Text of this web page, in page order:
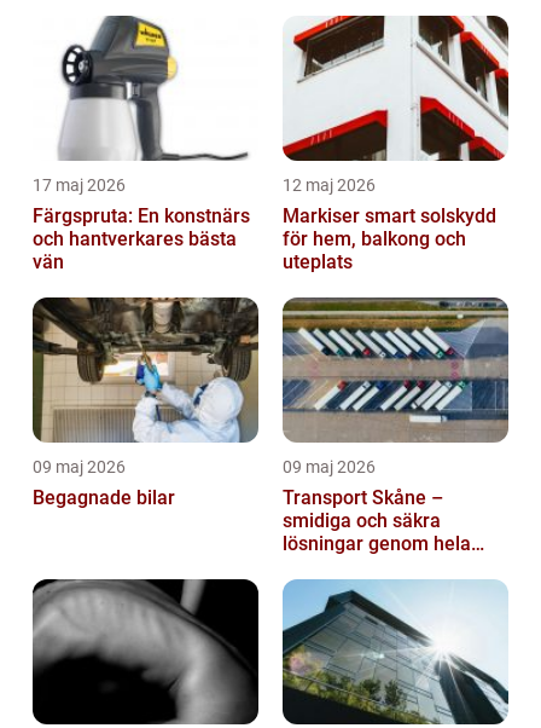
17 maj 2026
Färgspruta: En konstnärs
och hantverkares bästa
vän
12 maj 2026
Markiser smart solskydd
för hem, balkong och
uteplats
09 maj 2026
Begagnade bilar
09 maj 2026
Transport Skåne –
smidiga och säkra
lösningar genom hela